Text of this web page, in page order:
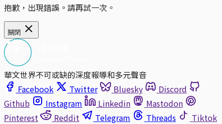
抱歉，出現錯誤。請再試一次。
關閉
華文世界不可或缺的深度報導和多元聲音
Facebook
Twitter Bluesky
Discord
Github
Instagram Linkedin
Mastodon
Pinterest
Reddit Telegram Threads
Tiktok